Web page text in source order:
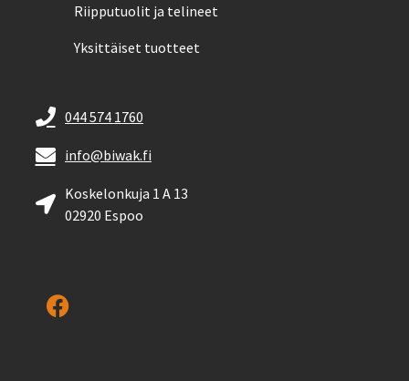
Riipputuolit ja telineet
Yksittäiset tuotteet
044 574 1760
info@biwak.fi
Koskelonkuja 1 A 13
02920 Espoo